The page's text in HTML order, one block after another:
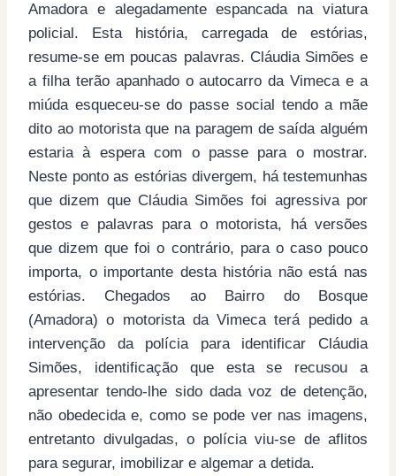
Amadora e alegadamente espancada na viatura
policial. Esta história, carregada de estórias,
resume-se em poucas palavras. Cláudia Simões e
a filha terão apanhado o autocarro da Vimeca e a
miúda esqueceu-se do passe social tendo a mãe
dito ao motorista que na paragem de saída alguém
estaria à espera com o passe para o mostrar.
Neste ponto as estórias divergem, há testemunhas
que dizem que Cláudia Simões foi agressiva por
gestos e palavras para o motorista, há versões
que dizem que foi o contrário, para o caso pouco
importa, o importante desta história não está nas
estórias. Chegados ao Bairro do Bosque
(Amadora) o motorista da Vimeca terá pedido a
intervenção da polícia para identificar Cláudia
Simões, identificação que esta se recusou a
apresentar tendo-lhe sido dada voz de detenção,
não obedecida e, como se pode ver nas imagens,
entretanto divulgadas, o polícia viu-se de aflitos
para segurar, imobilizar e algemar a detida.